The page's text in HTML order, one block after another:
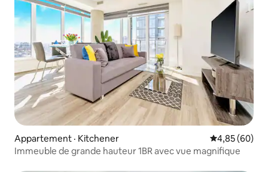
Appartement · Kitchener Note
4,85 (60)
Immeuble de grande hauteur 1BR avec vue magnifique